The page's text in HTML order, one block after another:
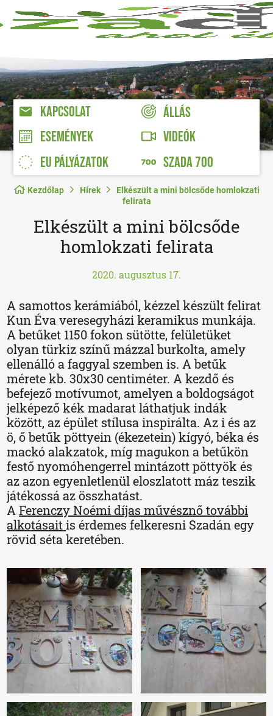
KAPCSOLAT
ÁLLÁS
ESEMÉNYEK
VIDEÓK
EU PÁLYÁZATOK
SZADA 700
Kezdőlap Hírek
Elkészült a mini bölcsőde homlokzati
felirata
Elkészült a mini bölcsőde
homlokzati felirata
2020. augusztus 17.
A samottos kerámiából, kézzel készült felirat
Kun Éva veresegyházi keramikus munkája.
A betűket 1150 fokon sütötte, felületüket
olyan türkiz színű mázzal burkolta, amely
ellenálló a faggyal szemben is. A betűk
mérete kb. 30x30 centiméter. A kezdő és
befejező motívumot, amelyen a boldogságot
jelképező kék madarat láthatjuk indák
között, az épület stílusa inspirálta. Az i és az
ö, ő betűk pöttyein (ékezetein) kígyó, béka és
mackó alakzatok, míg magukon a betűkön
festő nyomóhengerrel mintázott pöttyök és
az azon egyenletlenül eloszlatott máz teszik
játékossá az összhatást.
AFerenczy Noémi díjas művésznő további
alkotásaitis érdemes felkeresni Szadán egy
rövid séta keretében.